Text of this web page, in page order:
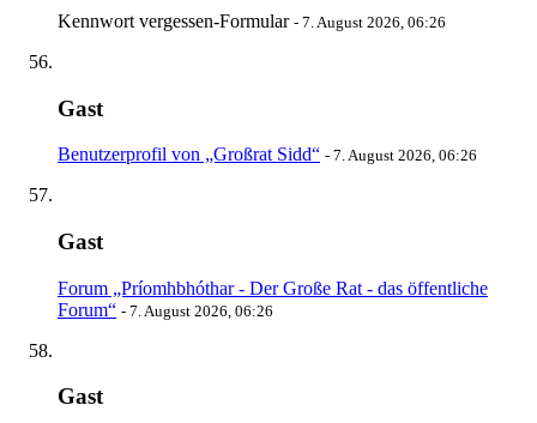
Kennwort vergessen-Formular - 7. August 2026, 06:26
Gast
Benutzerprofil von „Großrat Sidd“ - 7. August 2026, 06:26
Gast
Forum „Príomhbhóthar - Der Große Rat - das öffentliche
Forum“ - 7. August 2026, 06:26
Gast